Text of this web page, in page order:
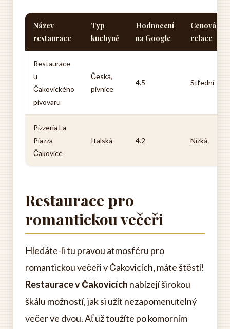
Název
restaurace
Typ
kuchyně
Hodnocení
na Google
Cenová
relace
Restaurace
u
Čakovického
pivovaru
Česká,
pivnice
4.5 Střední
Pizzeria La
Piazza
Čakovice
Italská 4.2 Nízká
Restaurace pro
romantickou večeři
Hledáte-li tu pravou atmosféru pro
romantickou večeři v Čakovicích, máte štěstí!
Restaurace v Čakovicích nabízejí širokou
škálu možností, jak si užít nezapomenutelný
večer ve dvou. Ať už toužíte po komorním